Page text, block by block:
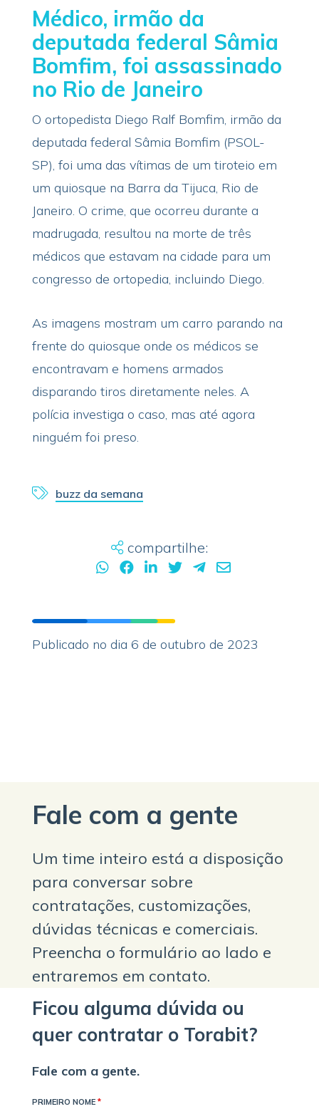
Médico, irmão da
deputada federal Sâmia
Bomfim, foi assassinado
no Rio de Janeiro
O ortopedista Diego Ralf Bomfim, irmão da
deputada federal Sâmia Bomfim (PSOL-
SP), foi uma das vítimas de um tiroteio em
um quiosque na Barra da Tijuca, Rio de
Janeiro. O crime, que ocorreu durante a
madrugada, resultou na morte de três
médicos que estavam na cidade para um
congresso de ortopedia, incluindo Diego.
As imagens mostram um carro parando na
frente do quiosque onde os médicos se
encontravam e homens armados
disparando tiros diretamente neles. A
polícia investiga o caso, mas até agora
ninguém foi preso.
buzz da semana
compartilhe:
Publicado no dia 6 de outubro de 2023
Fale com a gente
Um time inteiro está a disposição
para conversar sobre
contratações, customizações,
dúvidas técnicas e comerciais.
Preencha o formulário ao lado e
entraremos em contato.
Ficou alguma dúvida ou
quer contratar o Torabit?
Fale com a gente.
PRIMEIRO NOME *